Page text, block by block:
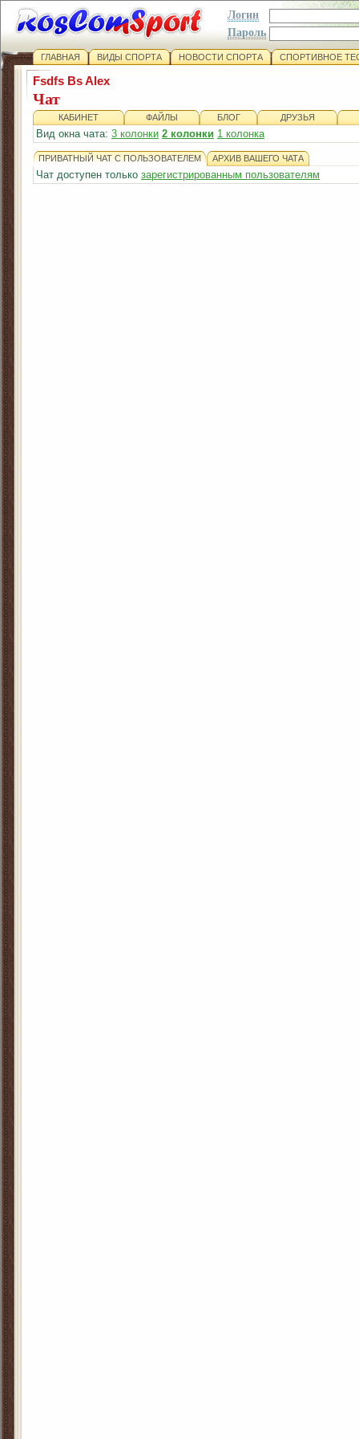
Логин
Пароль
ГЛАВНАЯ ВИДЫ СПОРТА НОВОСТИ СПОРТА СПОРТИВНОЕ
Fsdfs Bs Alex
Чат
КАБИНЕТ ФАЙЛЫ БЛОГ ДРУЗЬЯ
Вид окна чата: 3 колонки 2 колонки 1 колонка
ПРИВАТНЫЙ ЧАТ С ПОЛЬЗОВАТЕЛЕМ АРХИВ ВАШЕГО ЧАТА
Чат доступен только зарегистрированным пользователям